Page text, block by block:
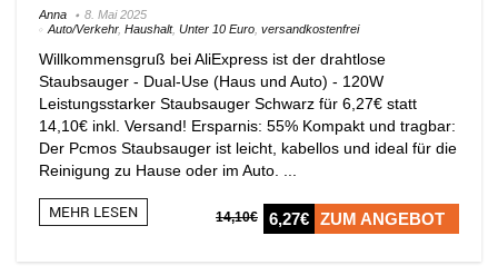
Anna
8. Mai 2025
Auto/Verkehr, Haushalt, Unter 10 Euro versandkostenfrei
Willkommensgruß bei AliExpress ist der drahtlose
Staubsauger - Dual-Use (Haus und Auto) - 120W
Leistungsstarker Staubsauger Schwarz für 6,27€ statt
14,10€ inkl. Versand! Ersparnis: 55% Kompakt und tragbar:
Der Pcmos Staubsauger ist leicht, kabellos und ideal für die
Reinigung zu Hause oder im Auto. ...
MEHR LESEN 14,10€ 6,27€ ZUM ANGEBOT